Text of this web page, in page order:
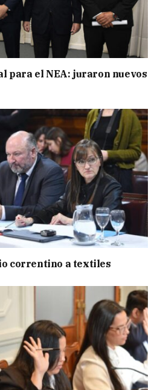
para el NEA: juraron nuevos
correntino a textiles